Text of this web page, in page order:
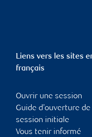
Liens vers les sites
français
Ouvrir une session
Guide d’ouverture de
session initiale
Vous tenir informé